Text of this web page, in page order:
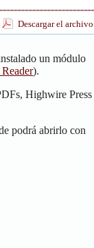
Descargar el
un módulo
).
Highwire Press
podrá abrirlo con